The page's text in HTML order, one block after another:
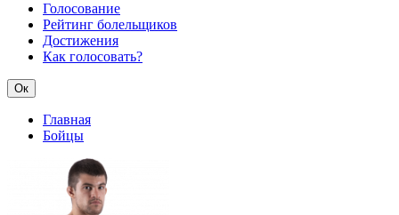
Голосование
Рейтинг болельщиков
Достижения
Как голосовать?
Ок
Главная
Бойцы